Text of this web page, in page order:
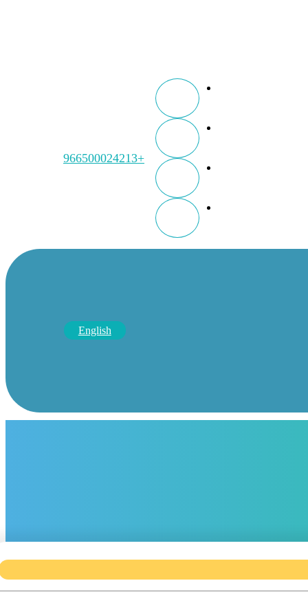
+966500024213
English